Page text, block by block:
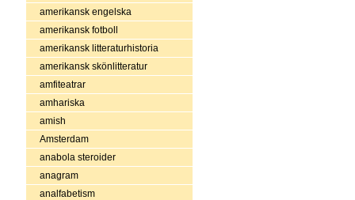
amerikansk engelska
amerikansk fotboll
amerikansk litteraturhistoria
amerikansk skönlitteratur
amfiteatrar
amhariska
amish
Amsterdam
anabola steroider
anagram
analfabetism